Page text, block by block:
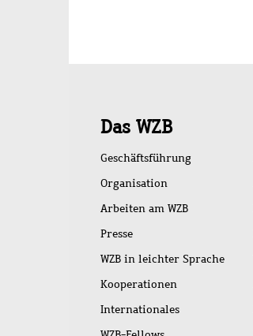
Schnellzugriff
Das WZB
Geschäftsführung
Organisation
Arbeiten am WZB
Presse
WZB in leichter Sprache
Kooperationen
Internationales